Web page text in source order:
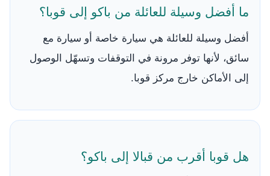
ما أفضل وسيلة للعائلة من باكو إلى قوبا؟
أفضل وسيلة للعائلة هي سيارة خاصة أو سيارة مع
سائق، لأنها توفر مرونة في التوقفات وتسهّل الوصول
إلى الأماكن خارج مركز قوبا.
هل قوبا أقرب من قبالا إلى باكو؟